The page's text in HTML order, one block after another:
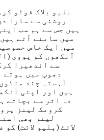
بلیو بلاک فوٹو
روشنی سے سارا
ہیں جس سے ہم سب
میں سامنے آتے
میں ایک خاص
آنکھوں کو یووی
سے اندھیرا
دھوپ میں ہوتے
آہستہ چند
ہیں اور اپنی
دہ اثر سے بچاتے
کرومک لینز
لینز بھی